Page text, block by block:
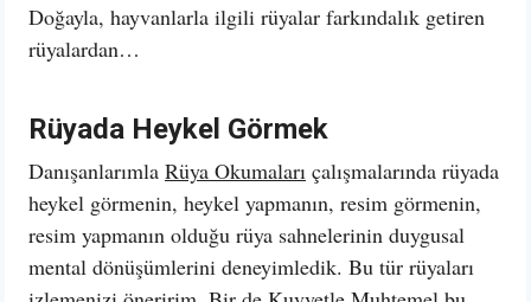
Doğayla, hayvanlarla ilgili rüyalar farkındalık getiren
rüyalardan…
Rüyada Heykel Görmek
Danışanlarımla Rüya Okumaları çalışmalarında rüyada
heykel görmenin, heykel yapmanın, resim görmenin,
resim yapmanın olduğu rüya sahnelerinin duygusal
mental dönüşümlerini deneyimledik. Bu tür rüyaları